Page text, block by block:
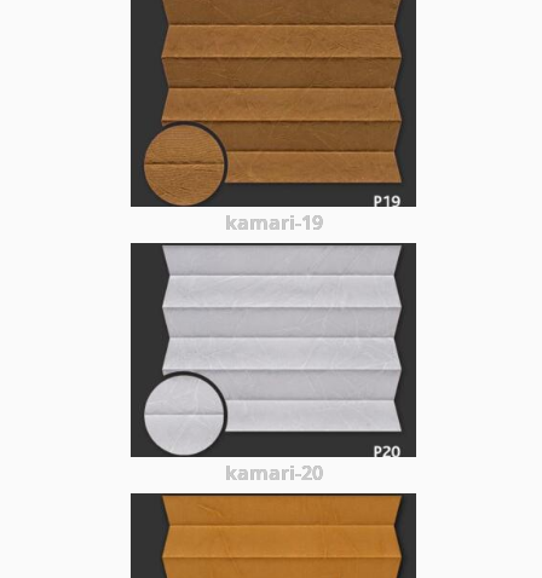
kamari-19
kamari-20